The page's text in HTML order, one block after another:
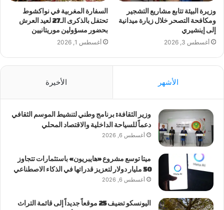
وزيرة البيئة تتابع مشاريع التشجير
ومكافحة التصحر خلال زيارة ميدانية
إلى إينشيري
أغسطس 3, 2026
السفارة المغربية في نواكشوط
تحتفل بالذكرى الـ27 لعيد العرش
بحضور مسؤولين موريتانيين
أغسطس 1, 2026
الأشهر الأخيرة
وزير الثقافة: برنامج وطني لتنشيط الموسم الثقافي
دعماً للسياحة الداخلية والاقتصاد المحلي
أغسطس 6, 2026
ميتا توسع مشروع «هايبريون» باستثمارات تتجاوز
50 مليار دولار لتعزيز قدراتها في الذكاء الاصطناعي
أغسطس 6, 2026
اليونسكو تضيف 25 موقعاً جديداً إلى قائمة التراث